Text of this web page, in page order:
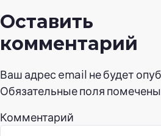
Оставить
комментарий
Ваш адрес email не будет
Обязательные поля помечены
Комментарий